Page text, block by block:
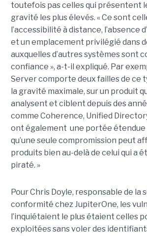
toutefois pas celles qui présentent
gravité les plus élevés. « Ce sont
l’accessibilité à distance, l’absence
et un emplacement privilégié dans
auxquelles d’autres systèmes sont
confiance », a-t-il expliqué. Par
Server comporte deux failles de ce
la gravité maximale, sur un produit
analysent et ciblent depuis des
comme Coherence, Unified
ont également une portée étendue
qu’une seule compromission peut
produits bien au-delà de celui qui a
piraté. »
Pour Chris Doyle, responsable de la
conformité chez JupiterOne, les
l’inquiétaient le plus étaient celles
exploitées sans voler des